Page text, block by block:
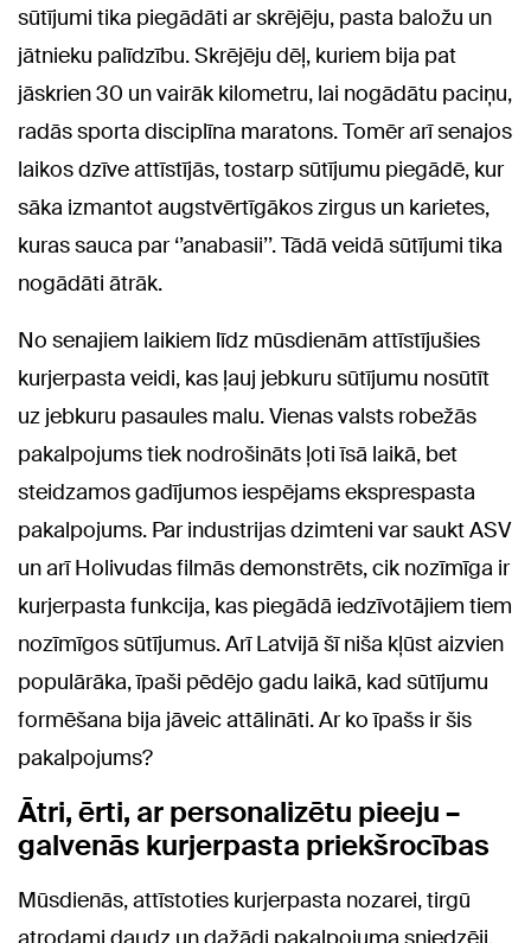
sūtījumi tika piegādāti ar skrējēju, pasta baložu un
jātnieku palīdzību. Skrējēju dēļ, kuriem bija pat
jāskrien 30 un vairāk kilometru, lai nogādātu paciņu,
radās sporta disciplīna maratons. Tomēr arī senajos
laikos dzīve attīstījās, tostarp sūtījumu piegādē, kur
sāka izmantot augstvērtīgākos zirgus un karietes,
kuras sauca par ‘’anabasii’’. Tādā veidā sūtījumi tika
nogādāti ātrāk.
No senajiem laikiem līdz mūsdienām attīstījušies
kurjerpasta veidi, kas ļauj jebkuru sūtījumu nosūtīt
uz jebkuru pasaules malu. Vienas valsts robežās
pakalpojums tiek nodrošināts ļoti īsā laikā, bet
steidzamos gadījumos iespējams eksprespasta
pakalpojums. Par industrijas dzimteni var saukt ASV
un arī Holivudas filmās demonstrēts, cik nozīmīga ir
kurjerpasta funkcija, kas piegādā iedzīvotājiem tiem
nozīmīgos sūtījumus. Arī Latvijā šī niša kļūst aizvien
populārāka, īpaši pēdējo gadu laikā, kad sūtījumu
formēšana bija jāveic attālināti. Ar ko īpašs ir šis
pakalpojums?
Ātri, ērti, ar personalizētu pieeju –
galvenās kurjerpasta priekšrocības
Mūsdienās, attīstoties kurjerpasta nozarei, tirgū